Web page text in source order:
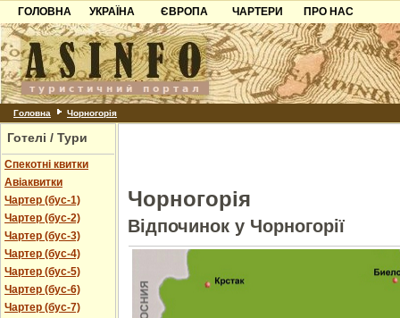
ГОЛОВНА
УКРАЇНА
Карпати
Азов
Причорноморря
Шацьк
ЄВРОПА
Чорногорія
Хорватія
Болгарія
ЧАРТЕРИ
ПРО НАС
Контакти
Партнерам
Додати готель
Головна Чорногорія
Готелі / Тури
Спекотні квитки
Авіаквитки
Чартер (бус-1)
Чартер (бус-2)
Чартер (бус-3)
Чартер (бус-4)
Чартер (бус-5)
Чартер (бус-6)
Чартер (бус-7)
Чорногорія
Відпочинок у Чорногорії